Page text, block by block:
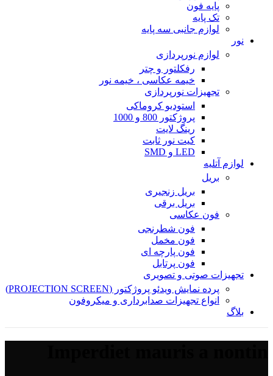
پایه فون
تک پایه
لوازم جانبی سه پایه
نور
لوازم نورپردازی
رفکلتور و چتر
خیمه عکاسی ، خیمه نور
تجهیزات نورپردازی
استودیو کروماکی
پروژکتور 800 و 1000
رینگ لایت
کیت نور ثابت
LED و SMD
لوازم آتلیه
بریل
بریل زنجیری
بریل برقی
فون عکاسی
فون شطرنجی
فون مخمل
فون پارچه ای
فون پرتابل
تجهیزات صوتی و تصویری
پرده نمایش ویدئو پروژکتور (PROJECTION SCREEN)
انواع تجهیزات صدابرداری و میکروفون
بلاگ